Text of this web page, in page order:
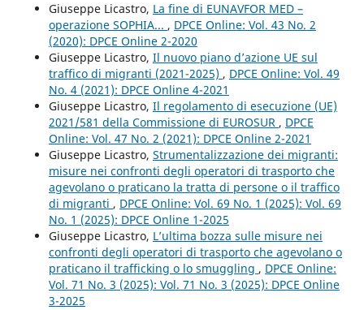
Giuseppe Licastro, La fine di EUNAVFOR MED –
operazione SOPHIA... , DPCE Online: Vol. 43 No. 2
(2020): DPCE Online 2-2020
Giuseppe Licastro, Il nuovo piano d’azione UE sul
traffico di migranti (2021-2025) , DPCE Online: Vol. 49
No. 4 (2021): DPCE Online 4-2021
Giuseppe Licastro, Il regolamento di esecuzione (UE)
2021/581 della Commissione di EUROSUR , DPCE
Online: Vol. 47 No. 2 (2021): DPCE Online 2-2021
Giuseppe Licastro, Strumentalizzazione dei migranti:
misure nei confronti degli operatori di trasporto che
agevolano o praticano la tratta di persone o il traffico
di migranti , DPCE Online: Vol. 69 No. 1 (2025): Vol. 69
No. 1 (2025): DPCE Online 1-2025
Giuseppe Licastro, L’ultima bozza sulle misure nei
confronti degli operatori di trasporto che agevolano o
praticano il trafficking o lo smuggling , DPCE Online:
Vol. 71 No. 3 (2025): Vol. 71 No. 3 (2025): DPCE Online
3-2025